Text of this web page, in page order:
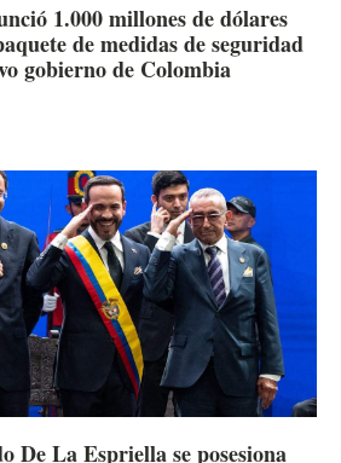
1.000 millones de dólares
de medidas de seguridad
gobierno de Colombia
De La Espriella se posesiona